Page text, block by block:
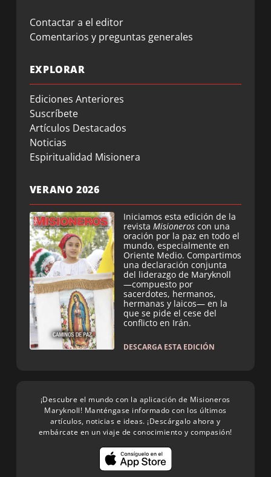
Contactar a el editor
Comentarios y preguntas generales
EXPLORAR
Ediciones Anteriores
Suscríbete
Artículos Destacados
Noticias
Espiritualidad Misionera
VERANO 2026
Iniciamos esta edición de la
revista Misioneros con una
oración por la paz en todo el
mundo, especialmente en
Oriente Medio. Compartimos
una declaración conjunta
del liderazgo de Maryknoll
—compuesto por
sacerdotes, hermanos,
hermanas y laicos— en la
que se pide el cese del
conflicto en Irán.
DESCARGA ESTA EDICIÓN
¡Descubre el mundo con la aplicación de Misioneros
Maryknoll! Manténgase informado con los últimos
artículos, noticias e ideas. ¡Descárgalo ahora y
embárcate en un viaje de conocimiento y compasión!